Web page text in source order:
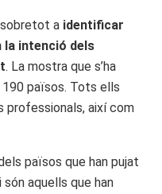
a identificar
la intenció dels
. La mostra que s’ha
països. Tots ells
així com
països que han pujat
aquells que han